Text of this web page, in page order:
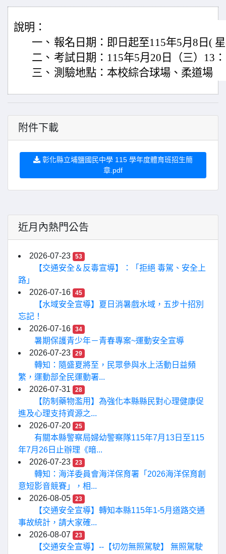
說明：
一、 報名日期：即日起至115年5月8日(
二、 考試日期：115年5月20日（三）13
三、 測驗地點：本校綜合球場、柔道場
附件下載
彰化縣立埔鹽國民中學 115 學年度體育班招生簡
章.pdf
近月內熱門公告
2026-07-23 53
【交通安全＆反毒宣導】：「拒絕 毒駕、安全上
路」
2026-07-16
45
【水域安全宣導】夏日消暑戲水域，五步十招別
忘記！
2026-07-16
34
暑期保護青少年－青春專案~運動安全宣導
2026-07-23
29
轉知：隨盛夏將至，民眾參與水上活動日益頻
繁，運動部全民運動署...
2026-07-31
28
【防制藥物濫用】為強化本縣縣民對心理健康促
進及心理支持資源之...
2026-07-20
25
有關本縣警察局婦幼警察隊115年7月13日至115
年7月26日止辦理《暗...
2026-07-23
23
轉知：海洋委員會海洋保育署「2026海洋保育創
意短影音競賽」，相...
2026-08-05
23
【交通安全宣導】轉知本縣115年1-5月道路交通
事故統計，請大家確...
2026-08-07
23
【交通安全宣導】--【切勿無照駕駛】 無照駕駛